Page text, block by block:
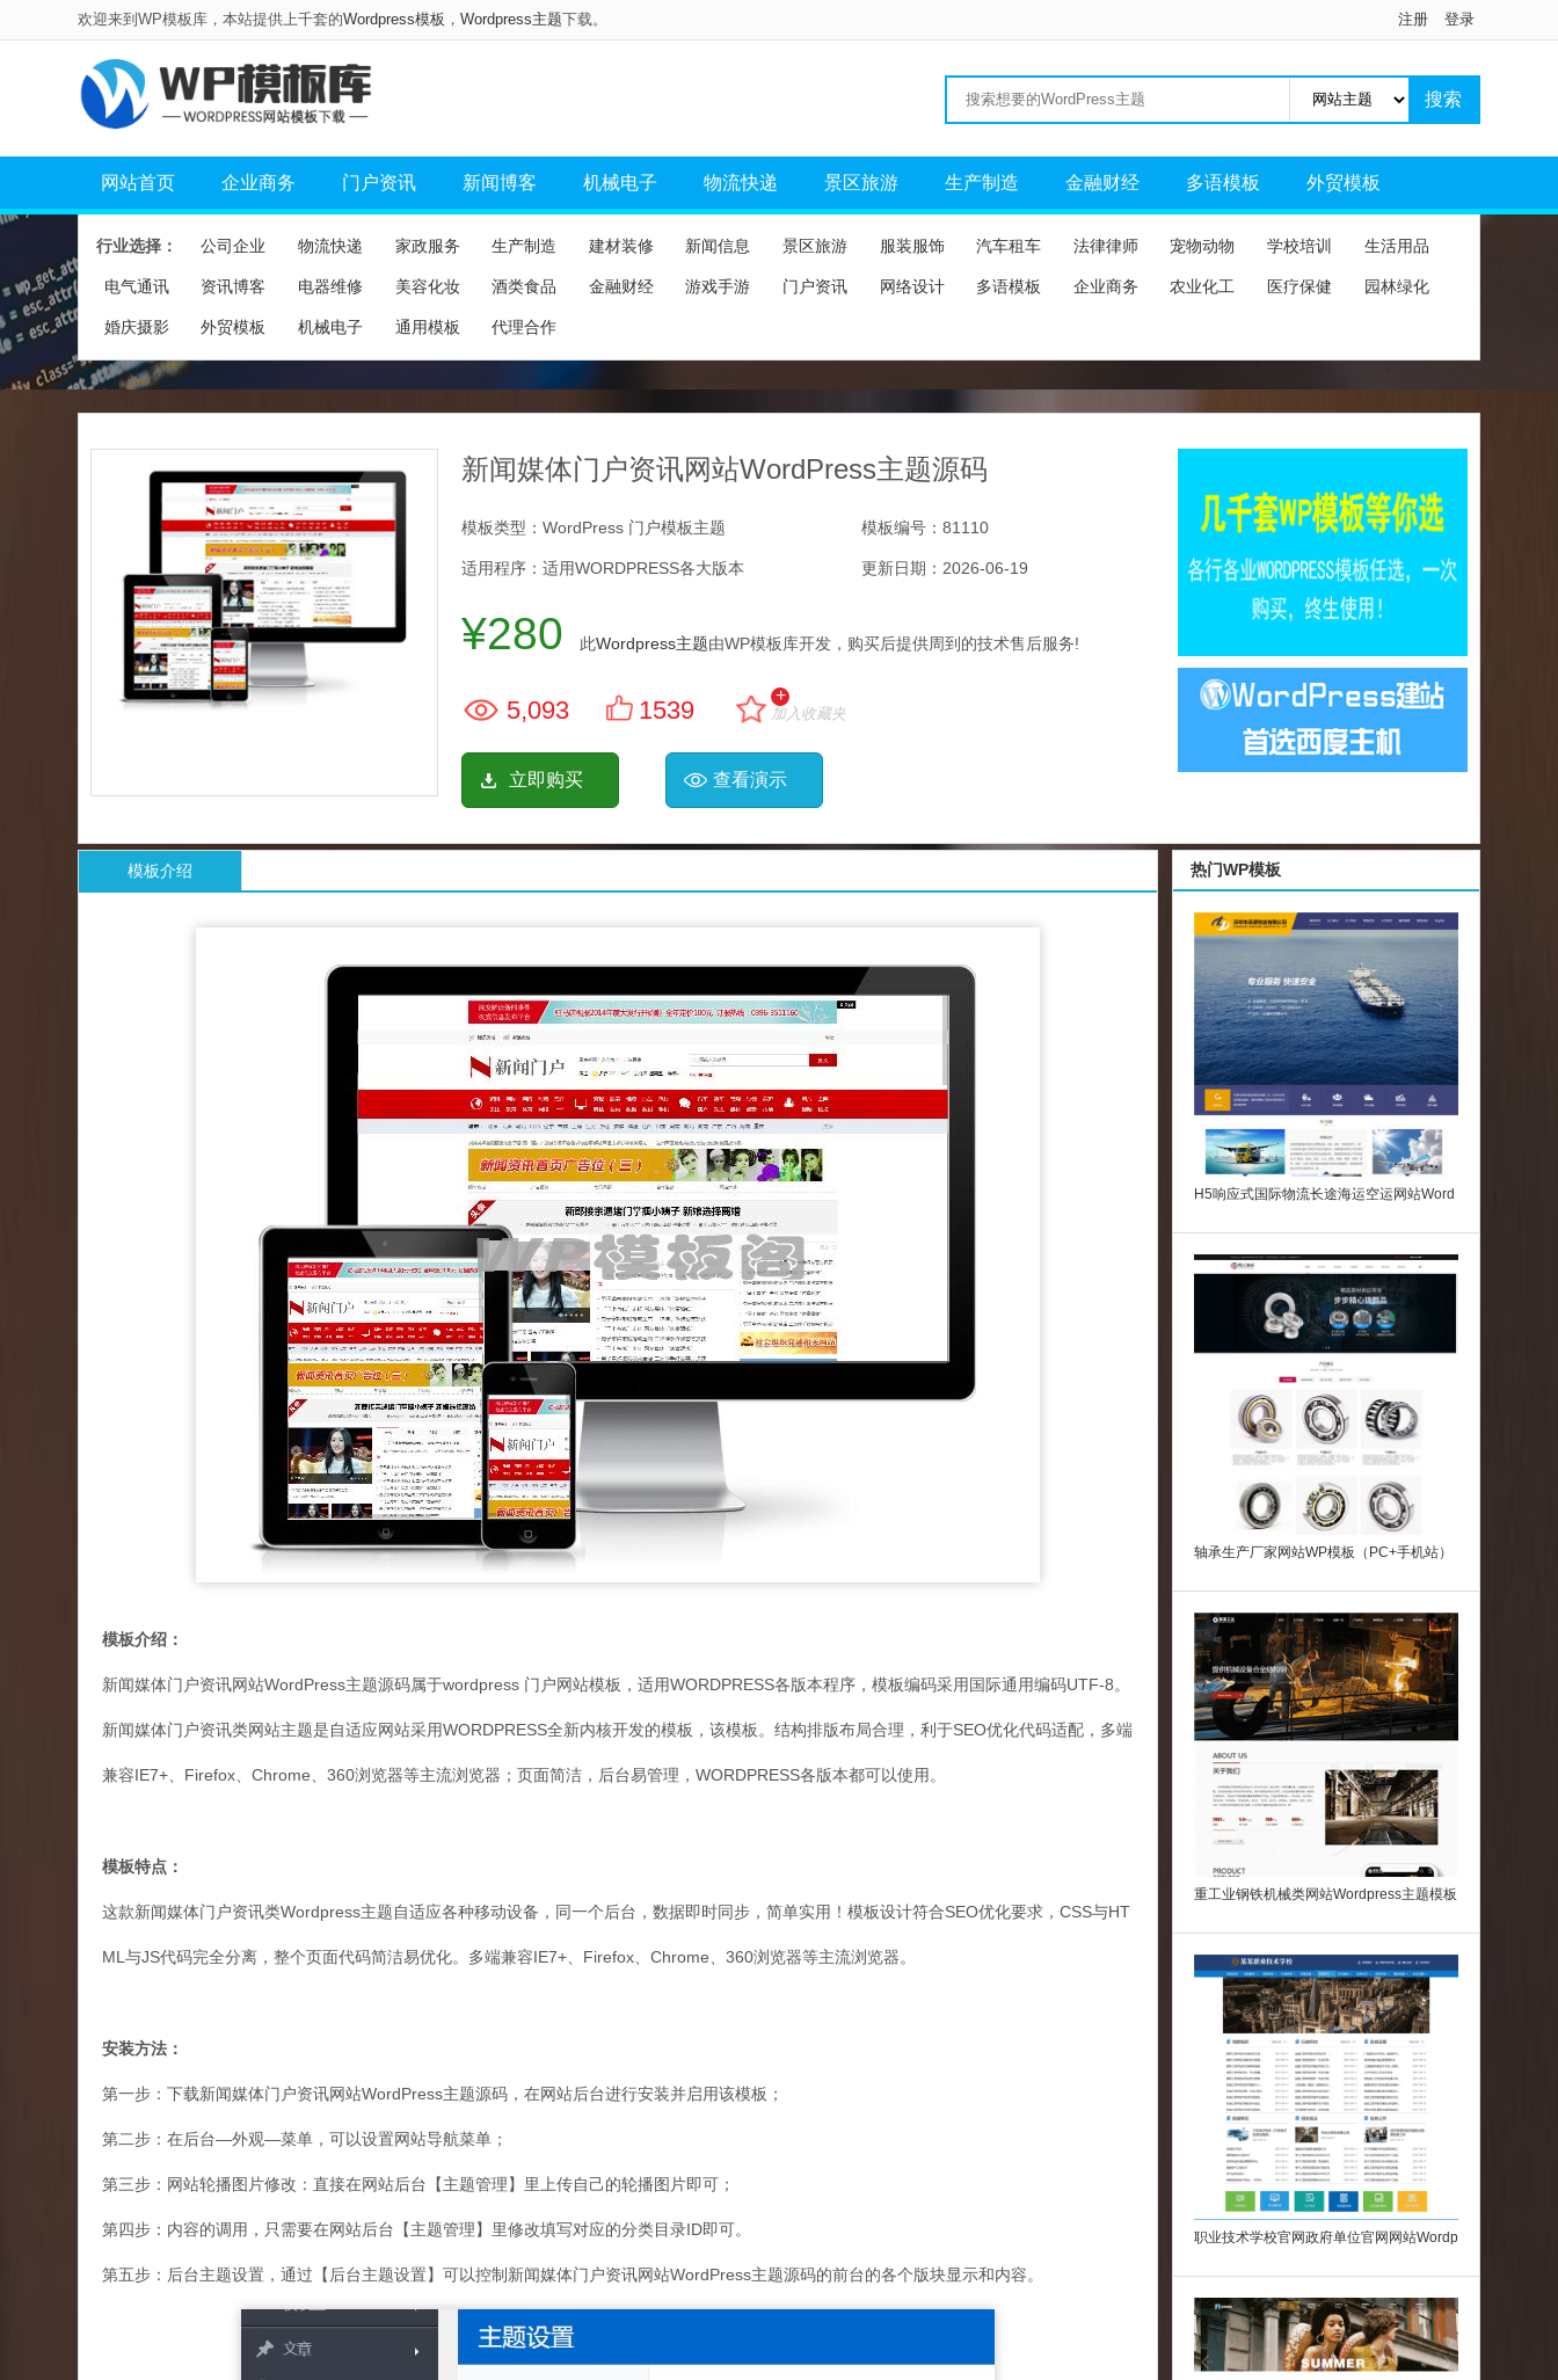
欢迎来到WP模板库，本站提供上千套的Wordpress模板 ， Wordpress主题下载。 注册 登录
网站首页 企业商务 门户资讯 新闻博客 机械电子 物流快递 景区旅游 生产制造 金融财经 多语模板 外贸模板
行业选择： 公司企业 物流快递 家政服务 生产制造 建材装修 新闻信息 景区旅游 服装服饰 汽车租车 法律律师 宠物动物 学校培训 生活用品
电气通讯 资讯博客 电器维修 美容化妆 酒类食品 金融财经 游戏手游 门户资讯 网络设计 多语模板 企业商务 农业化工 医疗保健 园林绿化
婚庆摄影 外贸模板 机械电子 通用模板 代理合作
新闻媒体门户资讯网站WordPress主题源码
模板类型：WordPress 门户模板主题 模板编号：81110
适用程序：适用WORDPRESS各大版本 更新日期： 2026-06-19
¥280 此Wordpress主题由WP模板库开发，购买后提供周到的技术售后服务!
5,093 1539
+
加入收藏夹
立即购买 查看演示
模板介绍
模板介绍：
新闻媒体门户资讯网站WordPress主题源码属于wordpress 门户网站模板，适用WORDPRESS各版本程序，模板编码采用国际通用编码UTF-8。
新闻媒体门户资讯类网站主题是自适应网站采用WORDPRESS全新内核开发的模板，该模板。结构排版布局合理，利于SEO优化代码适配，多端
兼容IE7+、Firefox、Chrome、360浏览器等主流浏览器；页面简洁，后台易管理，WORDPRESS各版本都可以使用。
模板特点：
这款新闻媒体门户资讯类Wordpress主题自适应各种移动设备，同一个后台，数据即时同步，简单实用！模板设计符合SEO优化要求，CSS与HT
ML与JS代码完全分离，整个页面代码简洁易优化。多端兼容IE7+、Firefox、Chrome、360浏览器等主流浏览器。
安装方法：
第一步：下载新闻媒体门户资讯网站WordPress主题源码，在网站后台进行安装并启用该模板；
第二步：在后台—外观—菜单，可以设置网站导航菜单；
第三步：网站轮播图片修改：直接在网站后台【主题管理】里上传自己的轮播图片即可；
第四步：内容的调用，只需要在网站后台【主题管理】里修改填写对应的分类目录ID即可。
第五步：后台主题设置，通过【后台主题设置】可以控制新闻媒体门户资讯网站WordPress主题源码的前台的各个版块显示和内容。
热门WP模板
H5响应式国际物流长途海运空运网站Word
Press模板
轴承生产厂家网站WP模板（PC+手机站）
重工业钢铁机械类网站Wordpress主题模板
职业技术学校官网政府单位官网网站Wordp